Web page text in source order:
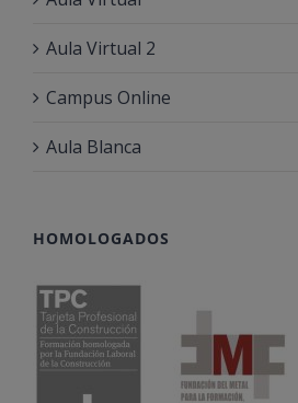
Aula Virtual 2
Campus Online
Aula Blanca
HOMOLOGADOS